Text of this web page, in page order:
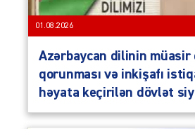
01.08.2026
Azərbaycan dilinin müasir
qorunması və inkişafı
həyata keçirilən dövlət